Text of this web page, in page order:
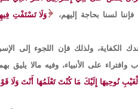
لسنا بحاجة إليهم، وَلَا تَسْتَفْتِ
ولذلك فإن اللجوء إلى
على الأنبياء، وفيه مالا يليق
نُوحِيهَا إِلَيْكَ مَا كُنْتَ تَعْلَمُهَا أَنْتَ وَلَا